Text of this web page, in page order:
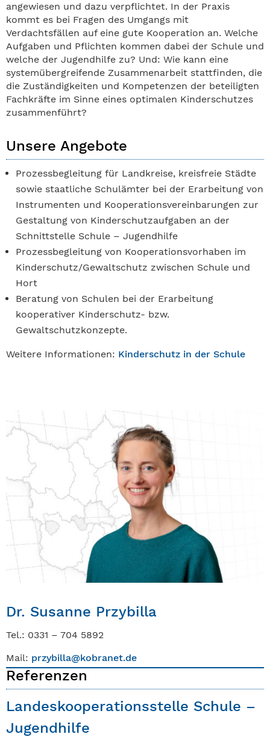
angewiesen und dazu verpflichtet. In der Praxis
kommt es bei Fragen des Umgangs mit
Verdachtsfällen auf eine gute Kooperation an. Welche
Aufgaben und Pflichten kommen dabei der Schule und
welche der Jugendhilfe zu? Und: Wie kann eine
systemübergreifende Zusammenarbeit stattfinden, die
die Zuständigkeiten und Kompetenzen der beteiligten
Fachkräfte im Sinne eines optimalen Kinderschutzes
zusammenführt?
Unsere Angebote
Prozessbegleitung für Landkreise, kreisfreie Städte
sowie staatliche Schulämter bei der Erarbeitung von
Instrumenten und Kooperationsvereinbarungen zur
Gestaltung von Kinderschutzaufgaben an der
Schnittstelle Schule – Jugendhilfe
Prozessbegleitung von Kooperationsvorhaben im
Kinderschutz/Gewaltschutz zwischen Schule und
Hort
Beratung von Schulen bei der Erarbeitung
kooperativer Kinderschutz- bzw.
Gewaltschutzkonzepte.
Weitere Informationen: Kinderschutz in der Schule
Dr. Susanne Przybilla
Tel.: 0331 – 704 5892
Mail: przybilla@kobranet.de
Referenzen
Landeskooperationsstelle Schule –
Jugendhilfe